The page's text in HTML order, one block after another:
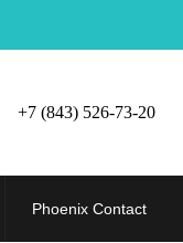
+7 (843) 526-73-20
Phoenix Contact